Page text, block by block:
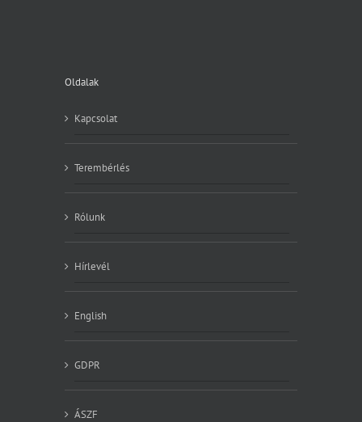
Oldalak
Kapcsolat
Terembérlés
Rólunk
Hírlevél
English
GDPR
ÁSZF